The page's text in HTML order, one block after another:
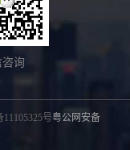
询
11105325号粤公网安备